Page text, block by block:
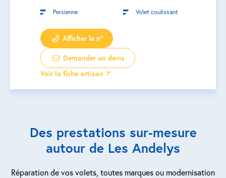
Persienne Volet coulissant
Afficher le n°
Demander un devis
Voir la fiche artisan
Des prestations sur-mesure
autour de Les Andelys
Réparation de vos volets, toutes marques ou modernisation